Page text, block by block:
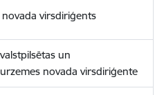
novada virsdiriģents
un
novada virsdiriģente